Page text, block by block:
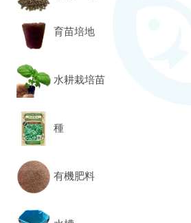
育苗培地
水耕栽培苗
種
有機肥料